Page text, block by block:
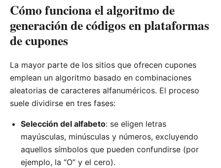
Cómo funciona el algoritmo de
generación de códigos en plataformas
de cupones
La mayor parte de los sitios que ofrecen cupones
emplean un algoritmo basado en combinaciones
aleatorias de caracteres alfanuméricos. El proceso
suele dividirse en tres fases:
Selección del alfabeto: se eligen letras
mayúsculas, minúsculas y números, excluyendo
aquellos símbolos que pueden confundirse (por
ejemplo, la “O” y el cero).